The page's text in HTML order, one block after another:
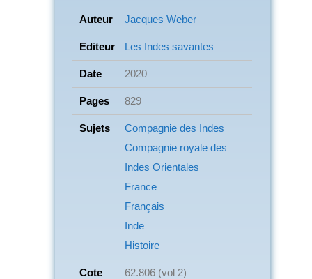
Auteur Jacques Weber
Editeur Les Indes savantes
Date 2020
Pages 829
Sujets
Compagnie des Indes
Compagnie royale des
Indes Orientales
France
Français
Inde
Histoire
Cote 62.806 (vol 2)